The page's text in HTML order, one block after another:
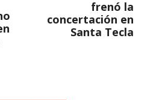
frenó la
concertación en
Santa Tecla